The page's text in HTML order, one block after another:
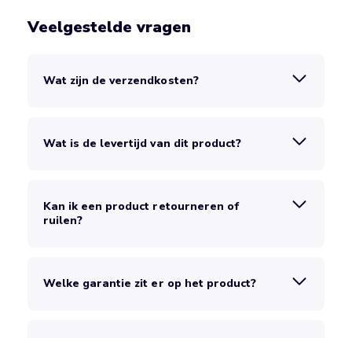
Veelgestelde vragen
Wat zijn de verzendkosten?
Wat is de levertijd van dit product?
Kan ik een product retourneren of
ruilen?
Welke garantie zit er op het product?